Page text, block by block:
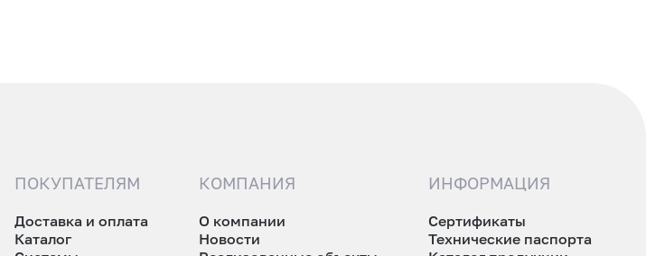
ПОКУПАТЕЛЯМ
Доставка и оплата
Каталог
КОМПАНИЯ
О компании
Новости
ИНФОРМАЦИЯ
Сертификаты
Технические паспорта